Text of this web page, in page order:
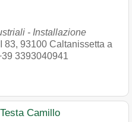
- Installazione
83, 93100 Caltanissetta a
3393040941
Camillo